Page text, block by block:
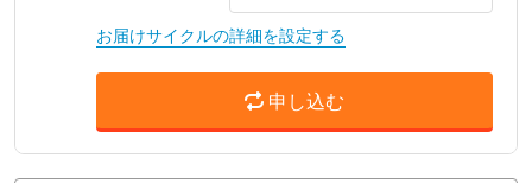
お届けサイクルの詳細を設定する
申し込む